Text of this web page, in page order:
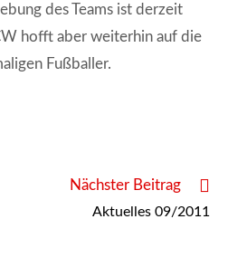
des Teams ist derzeit
hofft aber weiterhin auf die
Fußballer.
Nächster Beitrag
Aktuelles 09/2011